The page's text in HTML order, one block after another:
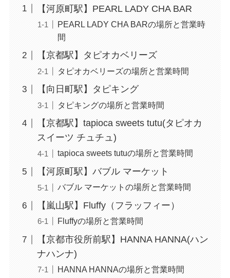
【河原町駅】PEARL LADY CHA BAR
PEARL LADY CHA BARの場所と営業時
間
【京都駅】タピオカベリーズ
タピオカベリーズの場所と営業時間
【向日町駅】タピキング
タピキングの場所と営業時間
【京都駅】tapioca sweets tutu(タピオカ
スイーツ チュチュ)
tapioca sweets tutuの場所と営業時間
【河原町駅】バブル マーケット
バブル マーケットの場所と営業時間
【嵐山駅】Fluffy（フラッフィー）
Fluffyの場所と営業時間
【京都市役所前駅】HANNA HANNA(ハン
ナハンナ)
HANNA HANNAの場所と営業時間